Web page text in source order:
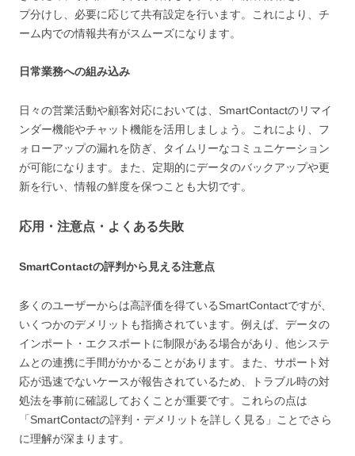
プ分けし、必要に応じて共有設定を行います。これにより、チ
ーム内での情報共有がスムーズになります。
日常業務への組み込み
日々の営業活動や顧客対応においては、SmartContactのリマイ
ンダー機能やチャット機能を活用しましょう。これにより、フ
ォローアップの漏れを防ぎ、タイムリーなコミュニケーション
が可能になります。また、定期的にデータのバックアップや更
新を行い、情報の鮮度を保つことも大切です。
応用・注意点・よくある失敗
SmartContactの評判から見える注意点
多くのユーザーからは高評価を得ているSmartContactですが、
いくつかのデメリットも指摘されています。例えば、データの
インポート・エクスポートに制限がある場合があり、他システ
ムとの連携に手間がかかることがあります。また、サポート対
応が迅速でないケースが報告されているため、トラブル時の対
処法を事前に確認しておくことが重要です。これらの点は
「SmartContactの評判・デメリットを詳しく見る」ことでさら
に理解が深まります。